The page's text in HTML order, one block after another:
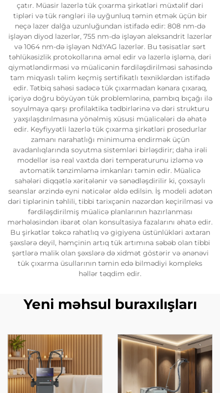
çatır. Müasir lazerlə tük çıxarma şirkətləri müxtəlif dəri
tipləri və tük rəngləri ilə uyğunluq təmin etmək üçün bir
neçə lazer dalğa uzunluğundan istifadə edir: 808 nm-də
işləyən diyod lazerlər, 755 nm-də işləyən aleksandrit lazerlər
və 1064 nm-də işləyən Nd:YAG lazerlər. Bu təsisatlar sərt
təhlükəsizlik protokollarına əməl edir və lazerlə işləmə, dəri
qiymətləndirməsi və müalicənin fərdiləşdirilməsi sahəsində
tam miqyaslı təlim keçmiş sertifikatlı texniklərdən istifadə
edir. Tətbiq sahəsi sadəcə tük çıxarmadan kənara çıxaraq,
içəriyə doğru böyüyən tük problemlərinə, pambıq bıçağı ilə
soyulmaya qarşı profilaktika tədbirlərinə və dəri strukturu
yaxşılaşdırılmasına yönəlmiş xüsusi müalicələri də əhatə
edir. Keyfiyyətli lazerlə tük çıxarma şirkətləri prosedurlar
zamanı narahatlığı minimuma endirmək üçün
avadanlıqlarında soyutma sistemləri birləşdirir; daha irəli
modellər isə real vaxtda dəri temperaturunu izləmə və
avtomatik tənzimləmə imkanları təmin edir. Müalicə
sahələri diqqətlə xəritələnir və sənədləşdirilir ki, çoxsaylı
seanslar ərzində eyni nəticələr əldə edilsin. İş modeli adətən
dəri tiplərinin təhlili, tibbi tarixçənin nəzərdən keçirilməsi və
fərdiləşdirilmiş müalicə planlarının hazırlanması
mərhələsindən ibarət olan konsultasiya fazalarını əhatə edir.
Bu şirkətlər təkcə rahatlıq və gigiyena üstünlükləri axtaran
şəxslərə deyil, həmçinin artıq tük artımına səbəb olan tibbi
şərtlərə malik olan şəxslərə də xidmət göstərir və ənənəvi
tük çıxarma üsullarının təmin edə bilmədiyi kompleks
həllər təqdim edir.
Yeni məhsul buraxılışları